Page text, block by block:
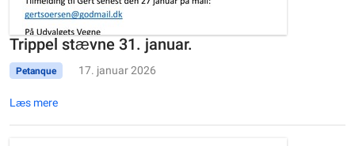
Trippel stævne 31. januar.
Petanque 17. januar 2026
Læs mere